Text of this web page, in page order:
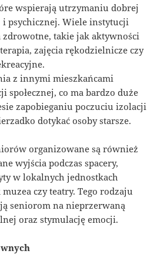
wspierają utrzymaniu dobrej
psychicznej. Wiele instytucji
takie jak aktywności
zajęcia rękodzielnicze czy
z innymi mieszkańcami
społecznej, co ma bardzo duże
zapobieganiu poczuciu izolacji
dotykać osoby starsze.
organizowane są również
wyjścia podczas spacery,
w lokalnych jednostkach
czy teatry. Tego rodzaju
seniorom na nieprzerwaną
oraz stymulację emocji.